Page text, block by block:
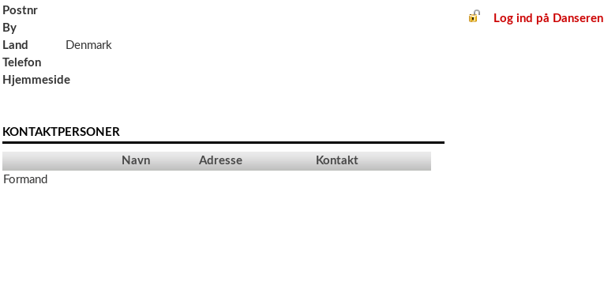
Postnr
By
Land
Denmark
Telefon
Hjemmeside
KONTAKTPERSONER
Navn Adresse
Kontakt
Formand
Log ind på Danseren